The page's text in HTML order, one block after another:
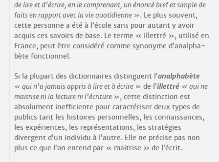
de lire et d’écrire, en le comprenant, un énoncé bref et simple de
faits en rapport avec la vie quotidienne
. Le plus souvent,
cette personne a été à l’école sans pour autant y avoir
acquis ces savoirs de base. Le terme « illettré », utilisé en
France, peut être consi­déré comme synonyme d’analpha­
bète fonctionnel.
Si la plupart des dictionnaires distinguent l’analpha­bète
qui n’a jamais appris à lire et à écrire
de l’illettré
qui ne
maitrise ni la lecture ni l’écriture
, cette distinction est
absolument inefficiente pour caractériser deux types de
publics tant les histoires personnelles, les connaissances,
les expériences, les représentations, les stratégies
divergent d’un individu à l’autre. Elle ne précise pas non
plus ce que l’on entend par « maitrise » de l’écrit.